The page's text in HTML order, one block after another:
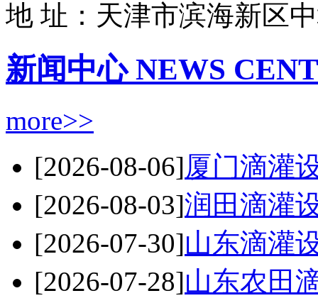
地 址：天津市滨海新区
新闻中心 NEWS
more>>
[2026-08-06]厦门滴灌
[2026-08-03]润田滴灌
[2026-07-30]山东滴灌
[2026-07-28]山东农田